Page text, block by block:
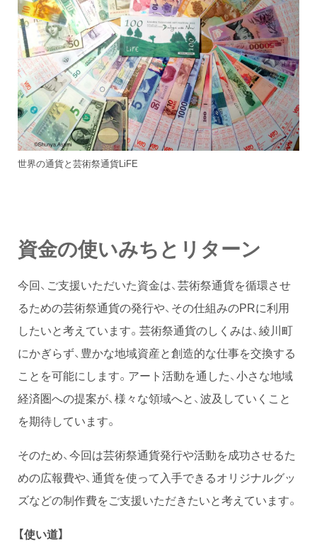
世界の通貨と芸術祭通貨LiFE
資金の使いみちとリターン
今回、ご支援いただいた資金は、芸術祭通貨を循環させ
るための芸術祭通貨の発行や、その仕組みのPRに利用
したいと考えています。芸術祭通貨のしくみは、綾川町
にかぎらず、豊かな地域資産と創造的な仕事を交換する
ことを可能にします。アート活動を通した、小さな地域
経済圏への提案が、様々な領域へと、波及していくこと
を期待しています。
そのため、今回は芸術祭通貨発行や活動を成功させるた
めの広報費や、通貨を使って入手できるオリジナルグッ
ズなどの制作費をご支援いただきたいと考えています。
【使い道】